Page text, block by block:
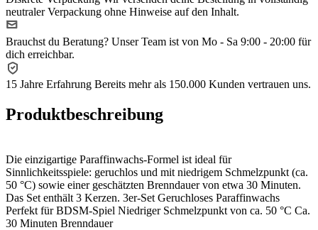
neutraler Verpackung ohne Hinweise auf den Inhalt.
Brauchst du Beratung? Unser Team ist von Mo - Sa 9:00 - 20:00 für
dich erreichbar.
15 Jahre Erfahrung Bereits mehr als 150.000 Kunden vertrauen uns.
Produktbeschreibung
Die einzigartige Paraffinwachs-Formel ist ideal für
Sinnlichkeitsspiele: geruchlos und mit niedrigem Schmelzpunkt (ca.
50 °C) sowie einer geschätzten Brenndauer von etwa 30 Minuten.
Das Set enthält 3 Kerzen. 3er-Set Geruchloses Paraffinwachs
Perfekt für BDSM-Spiel Niedriger Schmelzpunkt von ca. 50 °C Ca.
30 Minuten Brenndauer